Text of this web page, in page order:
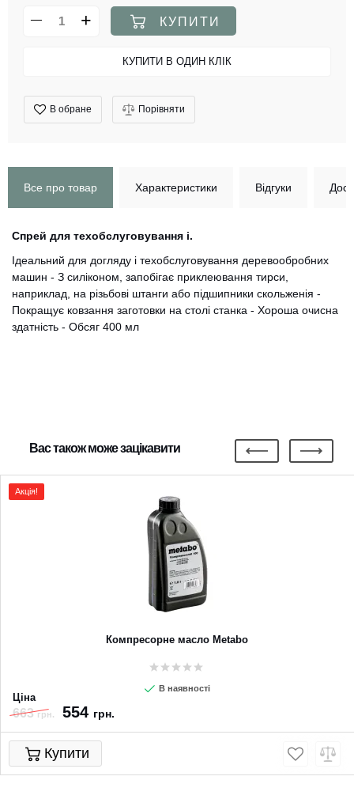
КУПИТИ
КУПИТИ В ОДИН КЛІК
В обране Порівняти
Все про товар Характеристики Відгуки
Спрей для техобслуговування і.
Ідеальний для догляду і техобслуговування деревообробних
машин - З силіконом, запобігає приклеювання тирси,
наприклад, на різьбові штанги або підшипники скольженія -
Покращує ковзання заготовки на столі станка - Хороша очисна
здатність - Обсяг 400 мл
Вас також може зацікавити
Акція!
Компресорне масло Metabo
В наявності
Ціна
663грн. 554 грн.
Купити